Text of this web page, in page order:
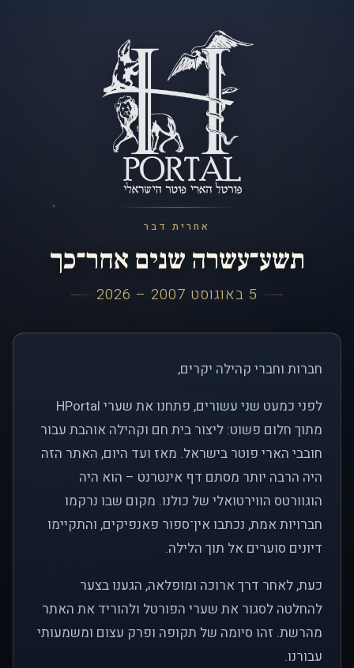
אחרית דבר
תשע־עשרה שנים אחר־כך
5 באוגוסט 2007 – 2026
חברות וחברי קהילה יקרים,
לפני כמעט שני עשורים, פתחנו את שערי HPortal
מתוך חלום פשוט: ליצור בית חם וקהילה אוהבת עבור
חובבי הארי פוטר בישראל. מאז ועד היום, האתר הזה
היה הרבה יותר מסתם דף אינטרנט – הוא היה
הוגוורטס הווירטואלי של כולנו. מקום שבו נרקמו
חברויות אמת, נכתבו אין־ספור פאנפיקים, והתקיימו
דיונים סוערים אל תוך הלילה.
כעת, לאחר דרך ארוכה ומופלאה, הגענו בצער
להחלטה לסגור את שערי הפורטל ולהוריד את האתר
מהרשת. זהו סיומה של תקופה ופרק עצום ומשמעותי
עבורנו.